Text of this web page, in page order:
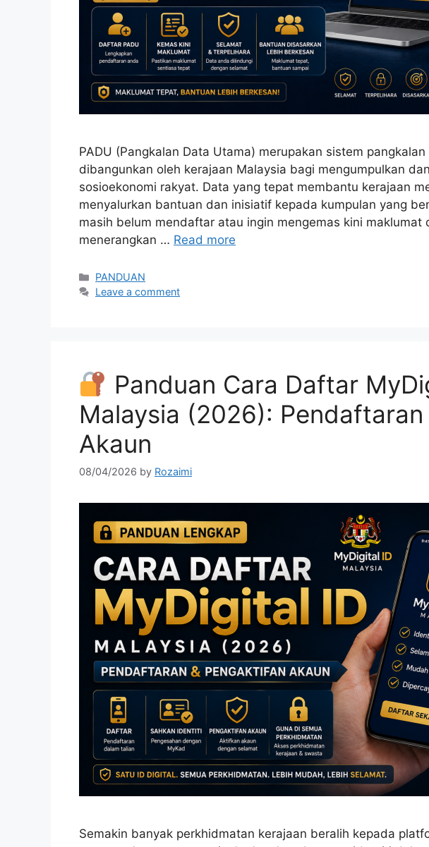
PADU (Pangkalan Data Utama) merupakan sistem
dibangunkan oleh kerajaan Malaysia bagi mengumpulkan
sosioekonomi rakyat. Data yang tepat membantu kerajaan
menyalurkan bantuan dan inisiatif kepada kumpulan yang
masih belum mendaftar atau ingin mengemas kini maklumat
menerangkan … Read more
Categories
PANDUAN
Leave a comment
Panduan Cara Daftar
Malaysia (2026):
Akaun
08/04/2026 by Rozaimi
Semakin banyak perkhidmatan kerajaan beralih kepada